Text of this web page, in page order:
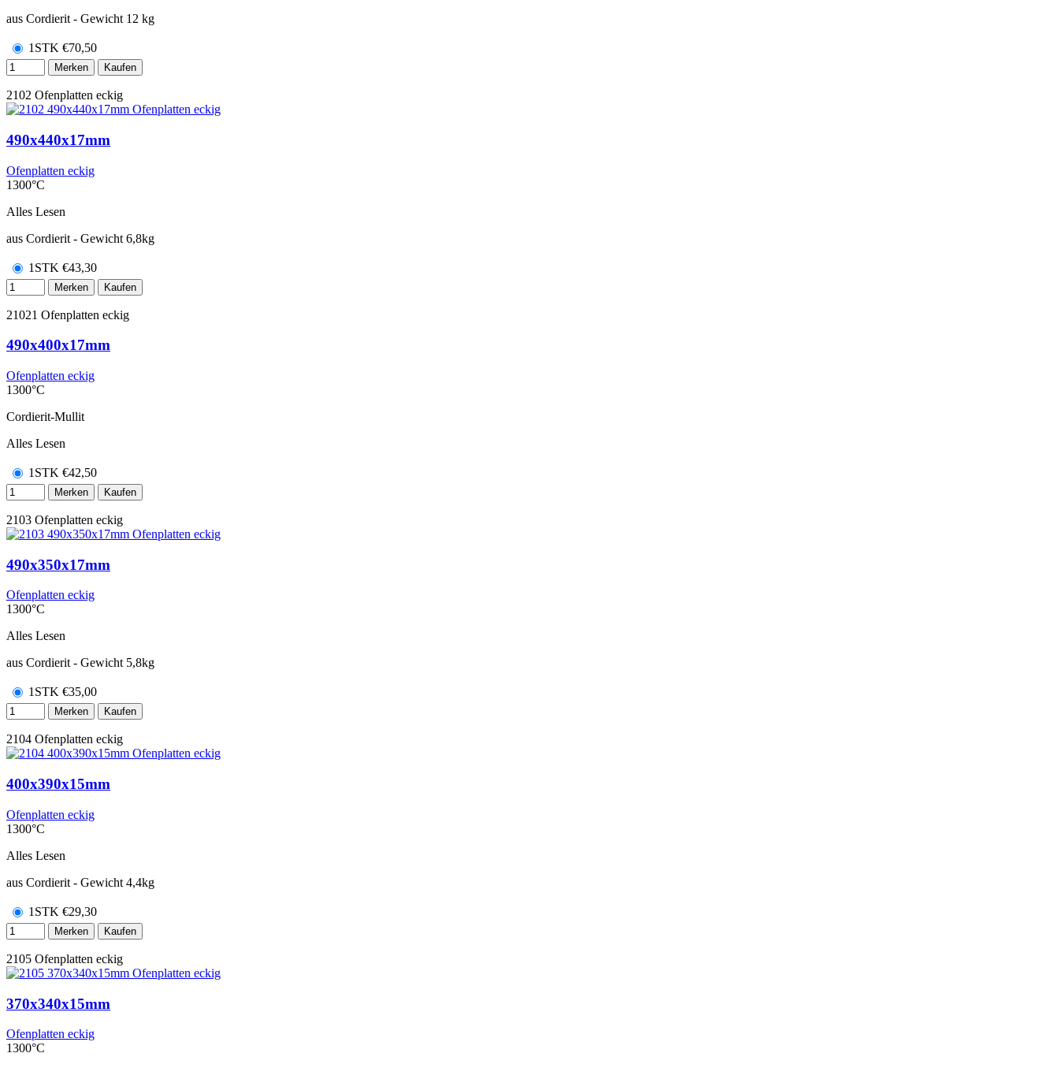
aus Cordierit - Gewicht 12 kg
1STK €70,50
Merken Kaufen
2102 Ofenplatten eckig
490x440x17mm
Ofenplatten eckig
1300°C
Alles Lesen
aus Cordierit - Gewicht 6,8kg
1STK €43,30
Merken Kaufen
21021 Ofenplatten eckig
490x400x17mm
Ofenplatten eckig
1300°C
Cordierit-Mullit
Alles Lesen
1STK €42,50
Merken Kaufen
2103 Ofenplatten eckig
490x350x17mm
Ofenplatten eckig
1300°C
Alles Lesen
aus Cordierit - Gewicht 5,8kg
1STK €35,00
Merken Kaufen
2104 Ofenplatten eckig
400x390x15mm
Ofenplatten eckig
1300°C
Alles Lesen
aus Cordierit - Gewicht 4,4kg
1STK €29,30
Merken Kaufen
2105 Ofenplatten eckig
370x340x15mm
Ofenplatten eckig
1300°C